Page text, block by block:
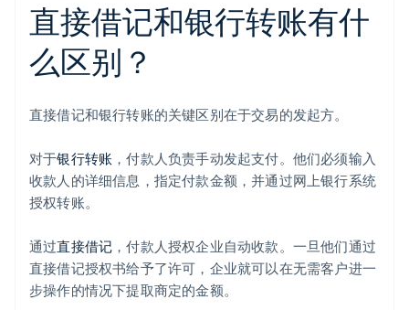
直接借记和银行转账有什
么区别？
直接借记和银行转账的关键区别在于交易的发起方。
对于银行转账 ，付款人负责手动发起支付。他们必须输入
收款人的详细信息，指定付款金额，并通过网上银行系统
授权转账。
通过直接借记 ，付款人授权企业自动收款。一旦他们通过
直接借记授权书给予了许可，企业就可以在无需客户进一
步操作的情况下提取商定的金额。